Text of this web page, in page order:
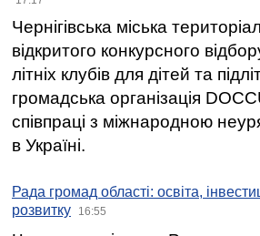
Чернігівська міська
відкритого конкурсного
літніх клубів для дітей та
громадська організація
співпраці з міжнародною
в Україні.
Рада громад області: освіта,
розвитку
16:55